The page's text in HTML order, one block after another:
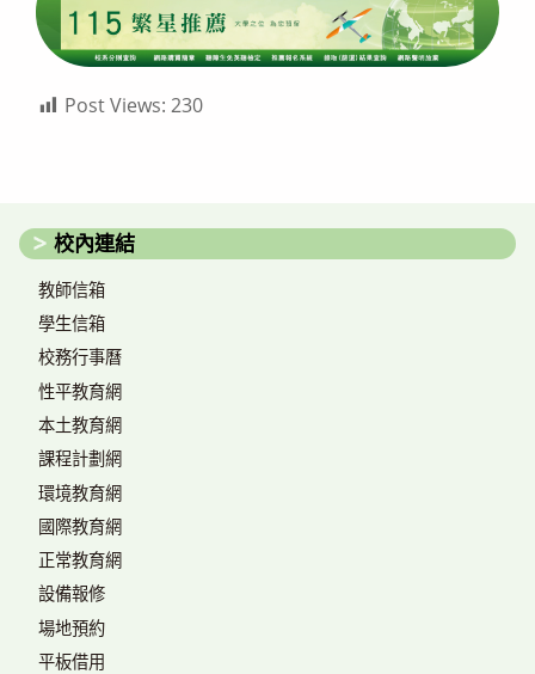
Post Views: 230
校內連結
教師信箱
學生信箱
校務行事曆
性平教育網
本土教育網
課程計劃網
環境教育網
國際教育網
正常教育網
設備報修
場地預約
平板借用